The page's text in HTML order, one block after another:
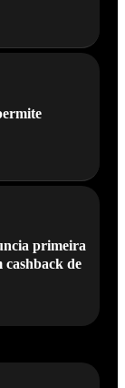
primeira
cashback de